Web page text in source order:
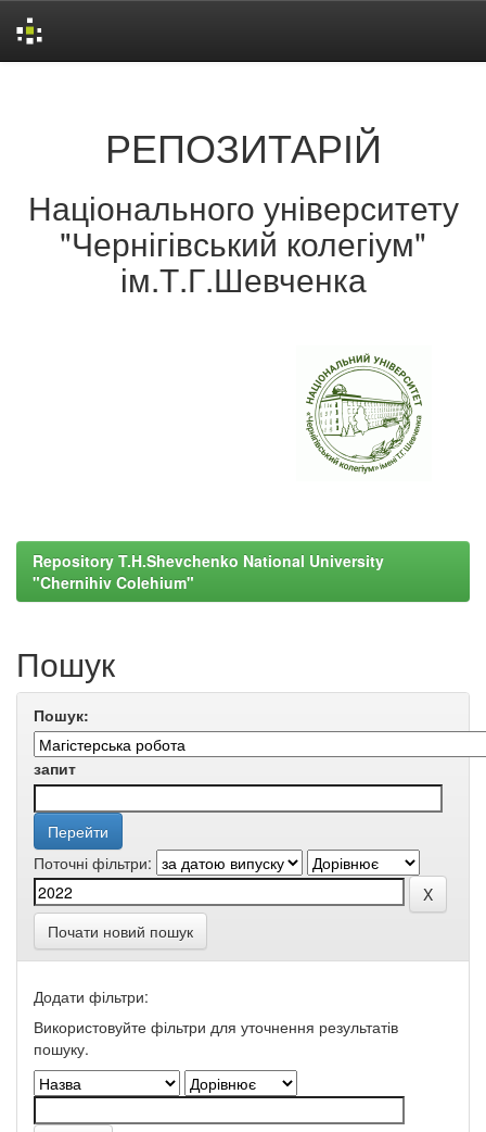
РЕПОЗИТАРІЙ
Національного університету
"Чернігівський колегіум"
ім.Т.Г.Шевченка
Repository T.H.Shevchenko National University
"Chernihiv Colehium"
Пошук
Пошук:
запит
Поточні фільтри:
Почати новий пошук
Додати фільтри:
Використовуйте фільтри для уточнення результатів
пошуку.